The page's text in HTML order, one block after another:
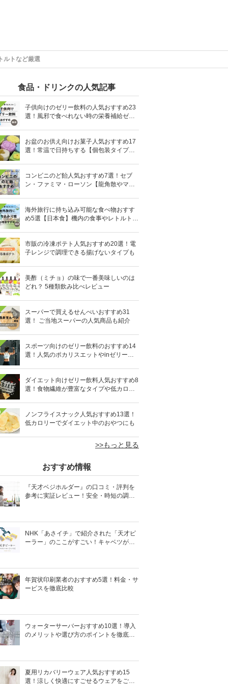
ルトなど厳選
食品・ドリンクの人気記事
子供向けのゼリー飲料の人気おすすめ23
選！風邪で食べれない時の栄養補給ゼリ
お盆のお供え向けお菓子人気おすすめ17
選！常温で日持ちする【個包装タイプ
コンビニのど飴人気おすすめ7選！セブ
ン・ファミマ・ローソン【龍角散やマヌ
海外旅行に持ち込み可能な食べ物おすす
め5選【日本食】機内の食事やレトルト食
市販の冷凍ポテト人気おすすめ20選！電
子レンジで調理できる揚げないタイプも
美酢（ミチョ）の味で一番美味しいのは
どれ？ 5種類飲み比べレビュー
スーパーで買えるせんべいおすすめ31
選！ ご当地スーパーの人気商品も紹介
スポーツ向けのゼリー飲料のおすすめ14
選！人気のポカリスエットやinゼリーな
ダイエット向けゼリー飲料人気おすすめ8
選！食物繊維が豊富なタイプや低カロリ
ノンフライスナック人気おすすめ13選！
低カロリーでダイエット中のおやつにも
>>もっと見る
おすすめ情報
『天才ベジホルダー』の口コミ・評判を
参考に実証レビュー！安全・時短の調理
NHK「あさイチ」で紹介された「天才ピ
ーラー」のここがすごい！キャベツがほ
年賀状印刷業者のおすすめ5選！料金・サ
ービスを徹底比較
ウォーターサーバーおすすめ10選！導入
のメリットや選び方のポイントを徹底解
夏用リカバリーウェア人気おすすめ15
選！涼しく快適にすごせるウェアをご紹